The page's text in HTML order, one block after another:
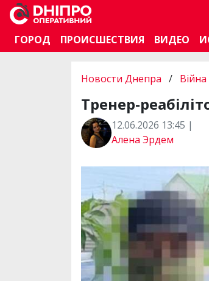
ГОРОД
ПРОИСШЕСТВИЯ ВИДЕО
Новости Днепра /
Тренер-
12.06.2026 13:45 |
Алена Эрдем